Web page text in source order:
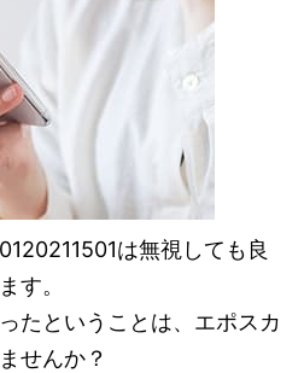
は無視しても良
す。
たということは、エポスカ
せんか？